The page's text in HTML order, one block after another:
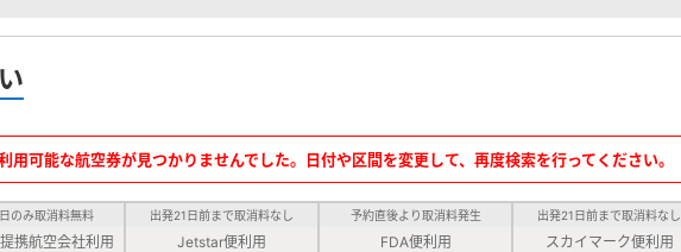
用可能な航空券が見つかりませんでした。日付や区間を変更して、再度検索を行ってください。
のみ取消料無料
携航空会社利用
出発21日前まで取消料なし
Jetstar便利用
予約直後より取消料発生
FDA便利用
出発21日前まで取消料なし
スカイマーク便利用